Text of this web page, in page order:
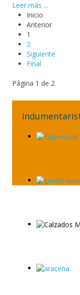
Leer más ...
Inicio
Anterior
1
2
Siguiente
Final
Página 1 de 2